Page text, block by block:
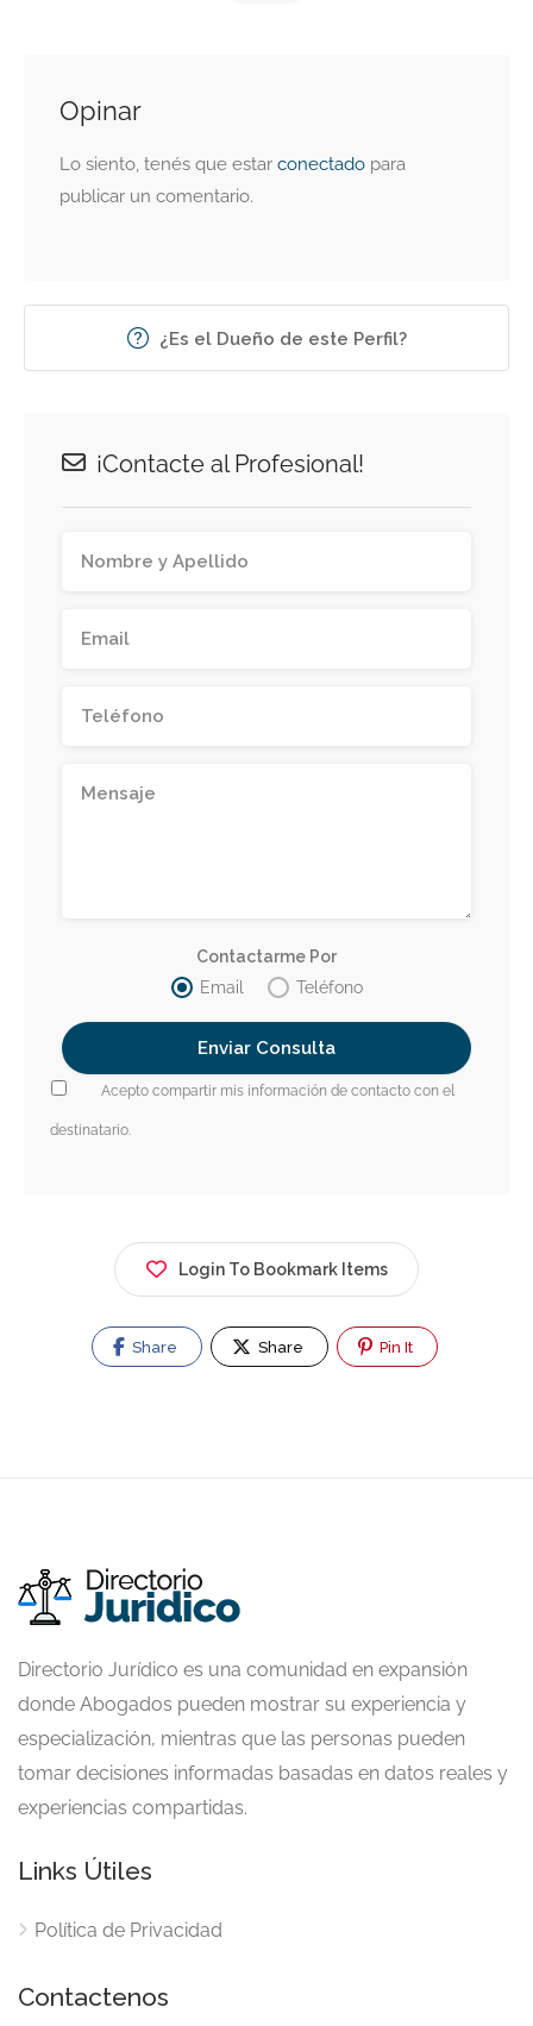
Opinar
Lo siento, tenés que estar conectado para
publicar un comentario.
¿Es el Dueño de este Perfil?
¡Contacte al Profesional!
Contactarme Por
Email
Teléfono
Acepto compartir mis información de contacto con el
destinatario.
Login To Bookmark Items
Share Share Pin It
Directorio Jurídico es una comunidad en expansión
donde Abogados pueden mostrar su experiencia y
especialización, mientras que las personas pueden
tomar decisiones informadas basadas en datos reales y
experiencias compartidas.
Links Útiles
Política de Privacidad
Contactenos